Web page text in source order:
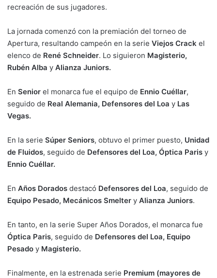
recreación de sus jugadores.
La jornada comenzó con la premiación del torneo de
Apertura, resultando campeón en la serie Viejos Crack el
elenco de René Schneider. Lo siguieron Magisterio,
Rubén Alba y Alianza Juniors.
En Senior el monarca fue el equipo de Ennio Cuéllar,
seguido de Real Alemania, Defensores del Loa y Las
Vegas.
En la serie Súper Seniors, obtuvo el primer puesto, Unidad
de Fluidos, seguido de Defensores del Loa, Óptica Paris y
Ennio Cuéllar.
En Años Dorados destacó Defensores del Loa, seguido de
Equipo Pesado, Mecánicos Smelter y Alianza Juniors.
En tanto, en la serie Super Años Dorados, el monarca fue
Óptica Paris, seguido de Defensores del Loa, Equipo
Pesado y Magisterio.
Finalmente, en la estrenada serie Premium (mayores de